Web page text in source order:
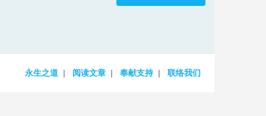
永生之道 阅读文章 奉献支持 联络我们